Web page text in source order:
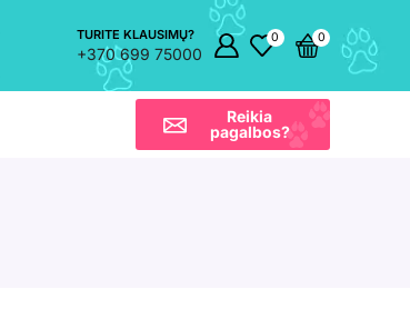
TURITE KLAUSIMŲ?
+370 699 75000
0 0
Reikia
pagalbos?